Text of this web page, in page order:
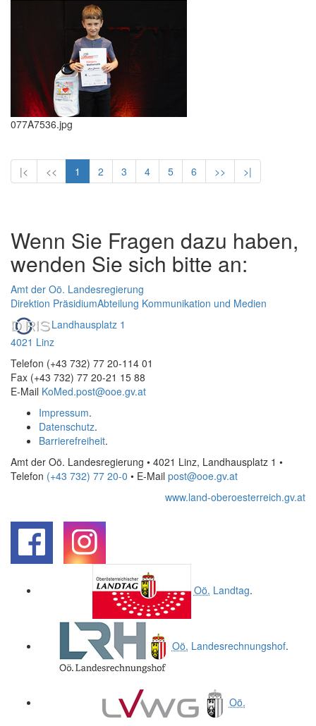
077A7536.jpg
|< << 1 2 3 4 5 6 >> >|
Wenn Sie Fragen dazu haben,
wenden Sie sich bitte an:
Amt der Oö. Landesregierung
Direktion PräsidiumAbteilung Kommunikation und Medien
Landhausplatz 1
4021 Linz
Telefon (+43 732) 77 20-114 01
Fax (+43 732) 77 20-21 15 88
E-Mail KoMed.post@ooe.gv.at
Impressum.
Datenschutz.
Barrierefreiheit.
Amt der Oö. Landesregierung • 4021 Linz, Landhausplatz 1 •
Telefon (+43 732) 77 20-0 • E-Mail post@ooe.gv.at
www.land-oberoesterreich.gv.at
Oö. Landtag.
Oö. Landesrechnungshof.
Oö.